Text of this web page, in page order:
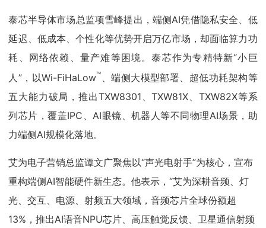
泰芯半导体市场总监项雪峰提出，端侧AI凭借隐私安全、低
延迟、低成本、个性化等优势开启万亿市场，却面临算力功
耗、网络依赖、量产难等困境。泰芯作为专精特新“小巨
人”，以Wi-FiHaLow™、端侧大模型部署、超低功耗架构等
五大能力破局，推出TXW8301、TXW81X、TXW82X等系
列芯片，覆盖IPC、AI眼镜、机器人等不同物理AI场景，助
力端侧AI规模化落地。
艾为电子营销总监谭文广聚焦以“声光电射手”为核心，宣布
重构端侧AI智能硬件新生态。他表示，“艾为深耕音频、灯
光、交互、电源、射频五大领域，音频芯片全球份额超
13%，推出AI语音NPU芯片、高压触觉反馈、卫星通信射频